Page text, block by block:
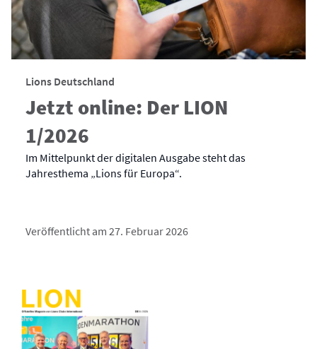
Lions Deutschland
Jetzt online: Der LION
1/2026
Im Mittelpunkt der digitalen Ausgabe steht das
Jahresthema „Lions für Europa“.
Veröffentlicht am 27. Februar 2026